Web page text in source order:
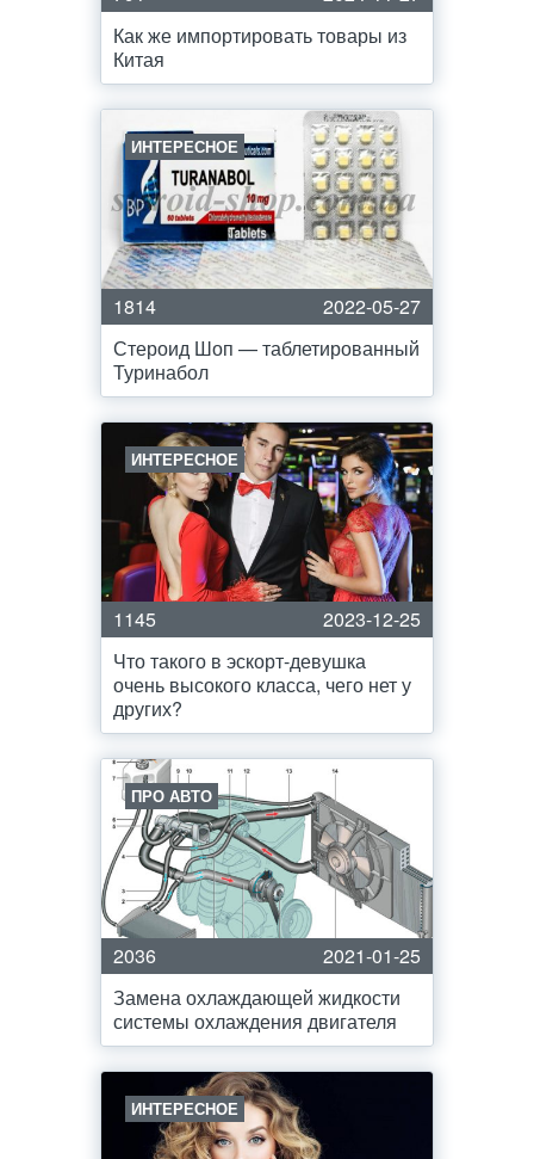
Как же импортировать товары из
Китая
ИНТЕРЕСНОЕ
1814
2022-05-27
Стероид Шоп — таблетированный
Туринабол
ИНТЕРЕСНОЕ
1145
2023-12-25
Что такого в эскорт-девушка
очень высокого класса, чего нет у
других?
ПРО АВТО
2036
2021-01-25
Замена охлаждающей жидкости
системы охлаждения двигателя
ИНТЕРЕСНОЕ